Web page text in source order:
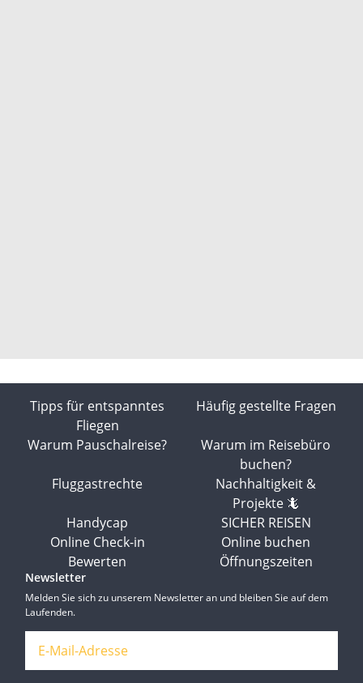
Tipps für entspanntes
Fliegen
Häufig gestellte Fragen
Warum Pauschalreise?
Warum im Reisebüro
buchen?
Fluggastrechte
Nachhaltigkeit &
Projekte 🦎
Handycap
SICHER REISEN
Online Check-in
Online buchen
Bewerten
Öffnungszeiten
Newsletter
Melden Sie sich zu unserem Newsletter an und bleiben Sie auf dem
Laufenden.